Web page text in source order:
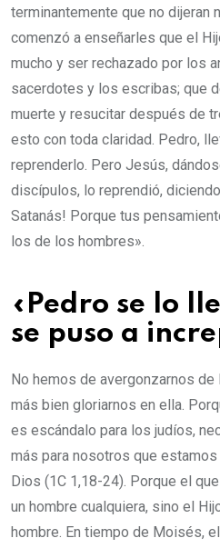
terminantemente que no dijeran
comenzó a enseñarles que el
mucho y ser rechazado por los
sacerdotes y los escribas; que
muerte y resucitar después de
esto con toda claridad. Pedro,
reprenderlo. Pero Jesús,
discípulos, lo reprendió,
Satanás! Porque tus
los de los hombres».
«Pedro se lo
se puso a
No hemos de avergonzarnos de
más bien gloriarnos en ella.
es escándalo para los judíos,
más para nosotros que
Dios (1C 1,18-24). Porque el
un hombre cualquiera, sino el
hombre. En tiempo de Moisés,